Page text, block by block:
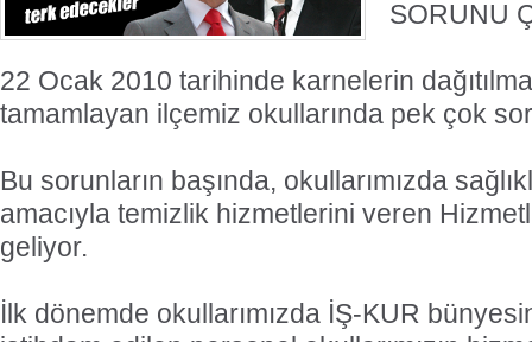
SORUNU
22 Ocak 2010 tarihinde karnelerin
tamamlayan ilçemiz okullarında pek çok
Bu sorunların başında, okullarımızda
amacıyla temizlik hizmetlerini veren
geliyor.
İlk dönemde okullarımızda İŞ-KUR